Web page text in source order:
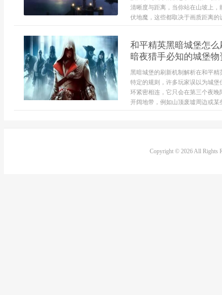
清晰度与距离，当你站在山坡上
伏地魔，这些都取决于画质距离
和平精英黑暗城堡怎
暗夜猎手必知的城堡
黑暗城堡的刷新机制解析在和平
特定的规则，许多玩家误以为城
环紧密相连，它只会在第三个夜
开阔地带，例如山顶废墟周边或某
Copyright © 2026 All Rights